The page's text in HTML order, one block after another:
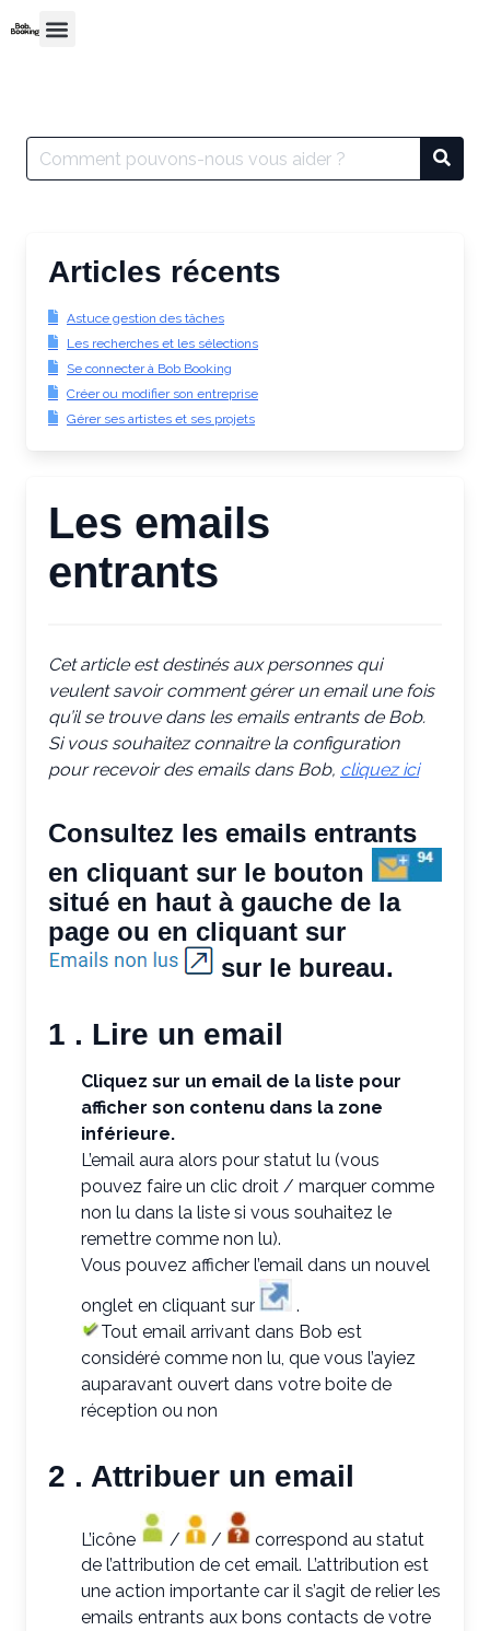
Articles récents
Astuce gestion des tâches
Les recherches et les sélections
Se connecter à Bob Booking
Créer ou modifier son entreprise
Gérer ses artistes et ses projets
Les emails
entrants
Cet article est destinés aux personnes qui
veulent savoir comment gérer un email une fois
qu’il se trouve dans les emails entrants de Bob.
Si vous souhaitez connaitre la configuration
pour recevoir des emails dans Bob, cliquez ici
Consultez les emails entrants
en cliquant sur le bouton
situé en haut à gauche de la
page ou en cliquant sur
sur le bureau.
1 . Lire un email
Cliquez sur un email de la liste pour
afficher son contenu dans la zone
inférieure.
L’email aura alors pour statut lu (vous
pouvez faire un clic droit / marquer comme
non lu dans la liste si vous souhaitez le
remettre comme non lu).
Vous pouvez afficher l’email dans un nouvel
onglet en cliquant sur
.
Tout email arrivant dans Bob est
considéré comme non lu, que vous l’ayiez
auparavant ouvert dans votre boite de
réception ou non
2 . Attribuer un email
L’icône / /
correspond au statut
de l’attribution de cet email. L’attribution est
une action importante car il s’agit de relier les
emails entrants aux bons contacts de votre